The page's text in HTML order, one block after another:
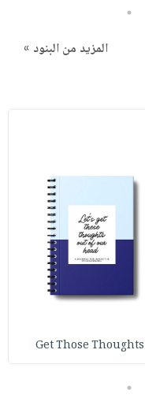
5
المزيد من البنود »
Get Those Thoughts
5